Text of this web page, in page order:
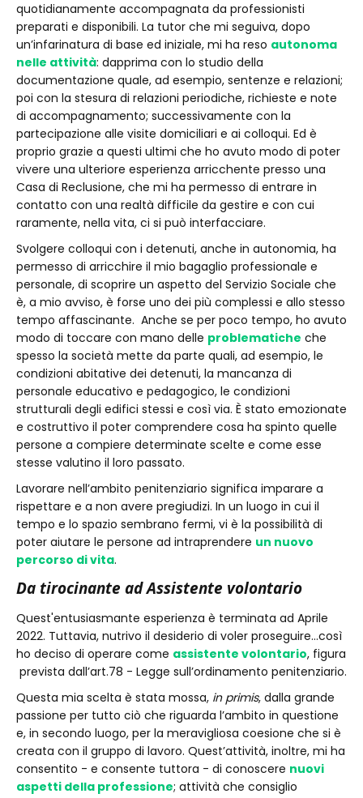
quotidianamente accompagnata da professionisti
preparati e disponibili. La tutor che mi seguiva, dopo
un’infarinatura di base ed iniziale, mi ha reso autonoma
nelle attività: dapprima con lo studio della
documentazione quale, ad esempio, sentenze e relazioni;
poi con la stesura di relazioni periodiche, richieste e note
di accompagnamento; successivamente con la
partecipazione alle visite domiciliari e ai colloqui. Ed è
proprio grazie a questi ultimi che ho avuto modo di poter
vivere una ulteriore esperienza arricchente presso una
Casa di Reclusione, che mi ha permesso di entrare in
contatto con una realtà difficile da gestire e con cui
raramente, nella vita, ci si può interfacciare.
Svolgere colloqui con i detenuti, anche in autonomia, ha
permesso di arricchire il mio bagaglio professionale e
personale, di scoprire un aspetto del Servizio Sociale che
è, a mio avviso, è forse uno dei più complessi e allo stesso
tempo affascinante. Anche se per poco tempo, ho avuto
modo di toccare con mano delle problematiche che
spesso la società mette da parte quali, ad esempio, le
condizioni abitative dei detenuti, la mancanza di
personale educativo e pedagogico, le condizioni
strutturali degli edifici stessi e così via. È stato emozionate
e costruttivo il poter comprendere cosa ha spinto quelle
persone a compiere determinate scelte e come esse
stesse valutino il loro passato.
Lavorare nell’ambito penitenziario significa imparare a
rispettare e a non avere pregiudizi. In un luogo in cui il
tempo e lo spazio sembrano fermi, vi è la possibilità di
poter aiutare le persone ad intraprendere un nuovo
percorso di vita.
Da tirocinante ad Assistente volontario
Quest'entusiasmante esperienza è terminata ad Aprile
2022. Tuttavia, nutrivo il desiderio di voler proseguire...così
ho deciso di operare come assistente volontario, figura
prevista dall’art.78 - Legge sull’ordinamento penitenziario.
Questa mia scelta è stata mossa, in primis, dalla grande
passione per tutto ciò che riguarda l’ambito in questione
e, in secondo luogo, per la meravigliosa coesione che si è
creata con il gruppo di lavoro. Quest’attività, inoltre, mi ha
consentito - e consente tuttora - di conoscere nuovi
aspetti della professione; attività che consiglio